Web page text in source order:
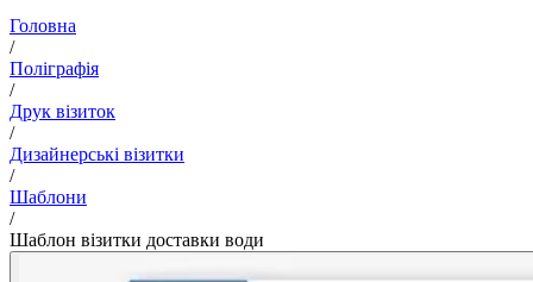
Головна
/
Поліграфія
/
Друк візиток
/
Дизайнерські візитки
/
Шаблони
/
Шаблон візитки доставки води